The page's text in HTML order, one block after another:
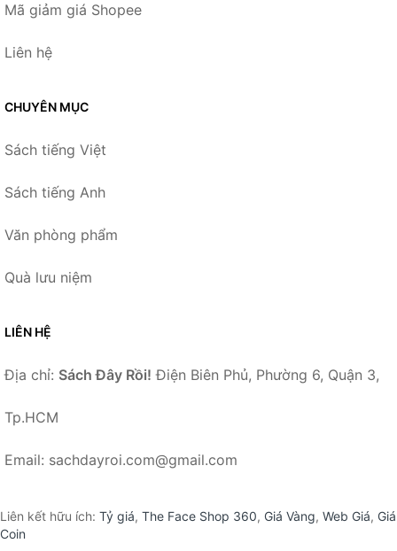
Mã giảm giá Shopee
Liên hệ
CHUYÊN MỤC
Sách tiếng Việt
Sách tiếng Anh
Văn phòng phẩm
Quà lưu niệm
LIÊN HỆ
Địa chỉ: Sách Đây Rồi! Điện Biên Phủ, Phường 6, Quận 3,
Tp.HCM
Email: sachdayroi.com@gmail.com
Liên kết hữu ích: Tỷ giá, The Face Shop 360, Giá Vàng, Web Giá, Giá
Coin